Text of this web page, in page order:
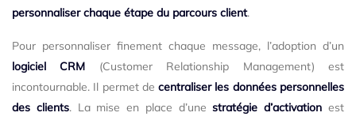
personnaliser chaque étape du parcours client.
Pour personnaliser finement chaque message, l’adoption d’un
logiciel CRM (Customer Relationship Management) est
incontournable. Il permet decentraliser les données personnelles
des clients. La mise en place d’unestratégie d’activation est